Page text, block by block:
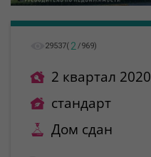
29537( 2 /969)
2 квартал 2020
стандарт
Дом сдан